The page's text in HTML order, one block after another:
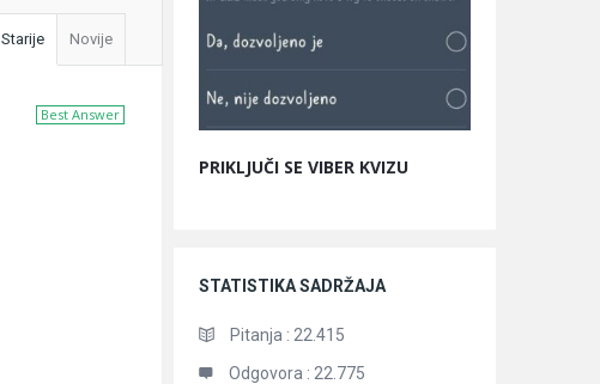
Starije Novije
Best Answer
PRIKLJUČI SE VIBER KVIZU
STATISTIKA SADRŽAJA
Pitanja : 22.415
Odgovora : 22.775